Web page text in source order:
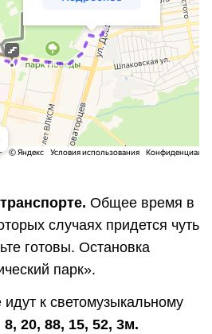
Общее время в
случаях придется чуть
готовы. Остановка
парк».
к светомузыкальному
8, 20, 88, 15, 52, 3м.